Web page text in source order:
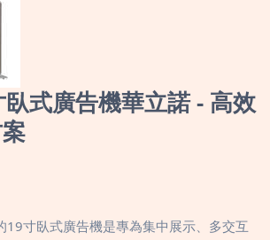
式廣告機華立諾 - 高效
寸臥式廣告機是專為集中展示、多交互